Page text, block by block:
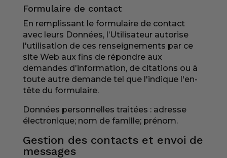
Formulaire de contact
En remplissant le formulaire de contact
avec leurs Données, l’Utilisateur autorise
l'utilisation de ces renseignements par ce
site Web aux fins de répondre aux
demandes d'information, de citations ou à
toute autre demande tel que l'indique l'en-
tête du formulaire.
Données personnelles traitées : adresse
électronique; nom de famille; prénom.
Gestion des contacts et envoi de
messages